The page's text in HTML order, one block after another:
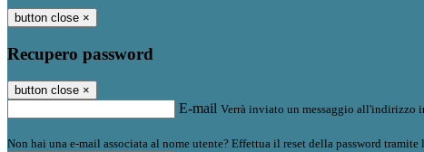
button close ×
Recupero password
button close ×
E-mail Verrà inviato un messaggio all'indirizzo
Non hai una e-mail associata al nome utente? Effettua il reset della password tramite